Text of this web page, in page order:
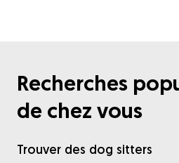
Recherches
de chez vous
Trouver des dog sitters